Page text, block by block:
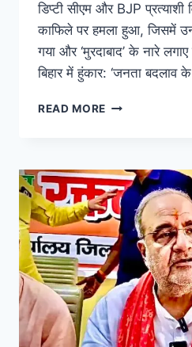
डिप्टी सीएम और BJP प्रत्याशी
काफिले पर हमला हुआ, जिसमें
गया और ‘मुरदाबाद’ के नारे
बिहार में हुंकार: ‘जनता बदलाव
READ MORE